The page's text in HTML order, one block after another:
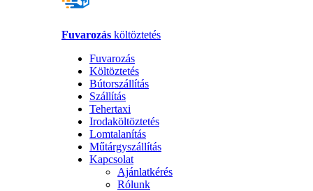
Fuvarozás költöztetés
Fuvarozás
Költöztetés
Bútorszállítás
Szállítás
Tehertaxi
Irodaköltöztetés
Lomtalanítás
Műtárgyszállítás
Kapcsolat
Ajánlatkérés
Rólunk